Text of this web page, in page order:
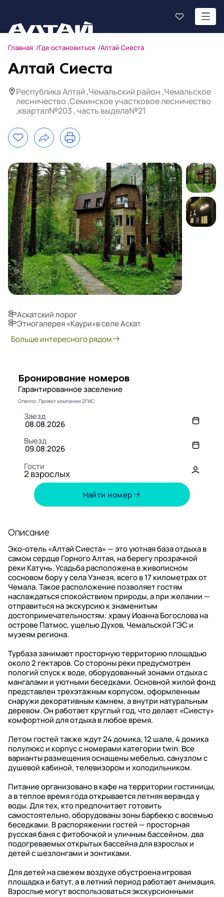
Главная Где остановиться Алтай Сиеста
Алтай Сиеста
Республика Алтай ,Чемальский район ,Чемальское
лесничество ,Семинское участковое лесничество
,квартал№203 , часть выдела№21
Аскатский порог
Этногалерея «Каури»в селе Аскат
Больше интересного рядом
Бронирование номеров
Гарантированное заселение
Отелло. Проект компании 2ГИС
Заезд
Выезд
Август, 2026
27
3 4 5 6 7 8 9
10 11 12 13 14 15 16
17 18 19 20 21 22 23
24 25 26 27 28 29 30
Гости
2 взрослых
Найти номер
Описание
Эко-отель «Алтай Сиеста» — это уютная база отдыха в
самом сердце Горного Алтая, на берегу прозрачной
реки Катунь. Усадьба расположена в живописном
сосновом бору у села Узнезя, всего в 17 километрах от
Чемала. Такое расположение позволяет гостям
наслаждаться спокойствием природы, а при желании —
отправиться на экскурсию к знаменитым
достопримечательностям: храму Иоанна Богослова на
острове Патмос, ущелью Духов, Чемальской ГЭС и
музеям региона.
Турбаза занимает просторную территорию площадью
около 2 гектаров. Со стороны реки предусмотрен
пологий спуск к воде, оборудованный зонами отдыха с
мангалами и уютными беседками. Основной жилой фонд
представлен трехэтажным корпусом, оформленным
снаружи декоративным камнем, а внутри натуральным
деревом. Он работает круглый год, что делает «Сиесту»
комфортной для отдыха в любое время.
Летом гостей также ждут 24 домика, 12 шале, 4 домика
полулюкс и корпус с номерами категории twin. Все
варианты размещения оснащены мебелью, санузлом с
душевой кабиной, телевизором и холодильником.
Питание организовано в кафе на территории гостиницы,
а в теплое время года открывается летняя веранда у
воды. Для тех, кто предпочитает готовить
самостоятельно, оборудованы зоны барбекю с восемью
беседками. В распоряжении гостей — просторная
русская баня с фитобочкой и уличным бассейном, два
подогреваемых открытых бассейна для взрослых и
детей с шезлонгами и зонтиками.
Для детей на свежем воздухе обустроена игровая
площадка и батут, а в летний период работает анимация.
Взрослые могут воспользоваться экскурсионными